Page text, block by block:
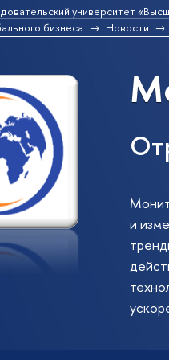
университет
бизнеса
Новости
и